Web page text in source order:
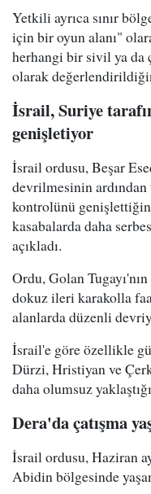
Yetkili ayrıca sınır
için bir oyun alanı"
herhangi bir sivil ya da
olarak
İsrail, Suriye
genişletiyor
İsrail ordusu, Beşar
devrilmesinin
kontrolünü
kasabalarda daha
açıkladı.
Ordu, Golan
dokuz ileri karakolla
alanlarda düzenli
İsrail'e göre özellikle
Dürzi, Hristiyan ve
daha olumsuz
Dera'da çatışma
İsrail ordusu, Haziran
Abidin bölgesinde